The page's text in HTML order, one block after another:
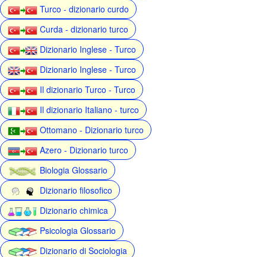
Turco - dizionario curdo
Curda - dizionario turco
Dizionario Inglese - Turco
Dizionario Inglese - Turco
Il dizionario Turco - Turco
Il dizionario Italiano - turco
Ottomano - Dizionario turco
Azero - Dizionario turco
Biologia Glossario
Dizionario filosofico
Dizionario chimica
Psicologia Glossario
Dizionario di Sociologia